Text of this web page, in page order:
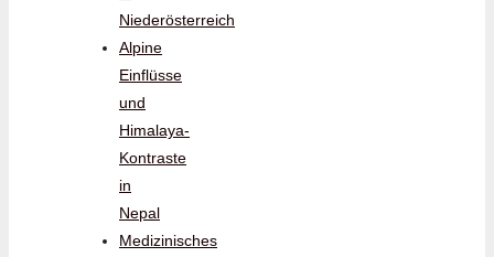
Niederösterreich
Alpine
Einflüsse
und
Himalaya-
Kontraste
in
Nepal
Medizinisches